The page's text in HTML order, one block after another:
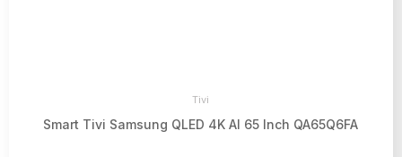
Tivi
Smart Tivi Samsung QLED 4K AI 65 Inch QA65Q6FA